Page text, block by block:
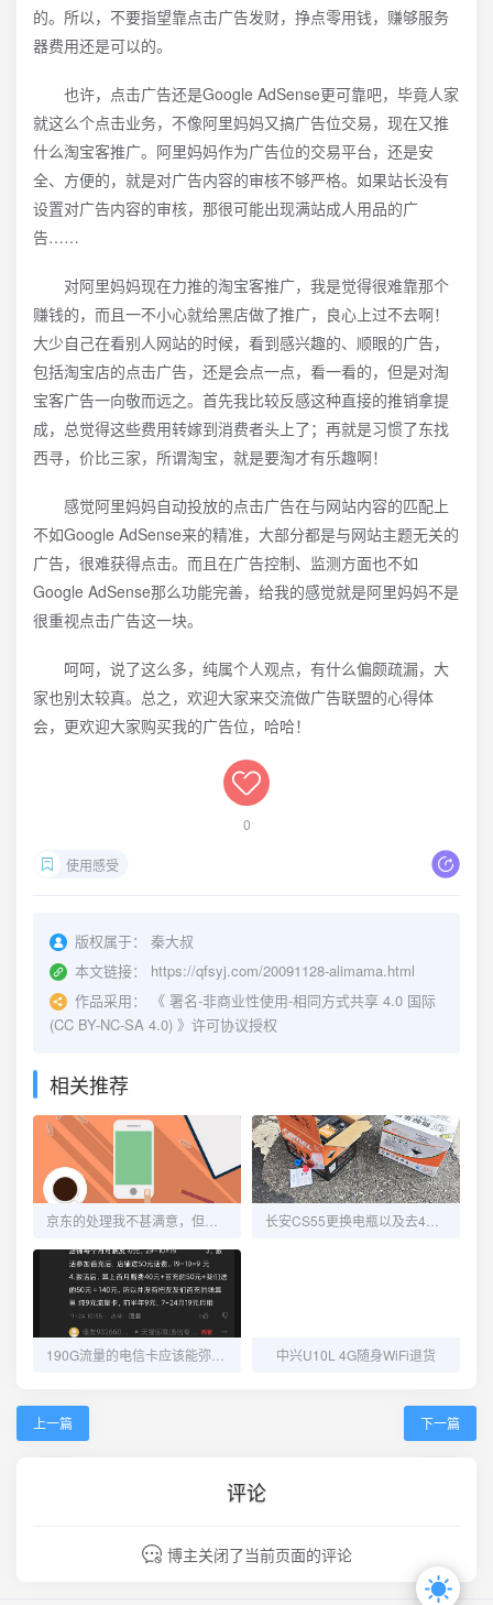
的。所以，不要指望靠点击广告发财，挣点零用钱，赚够服务
器费用还是可以的。
也许，点击广告还是Google AdSense更可靠吧，毕竟人家
就这么个点击业务，不像阿里妈妈又搞广告位交易，现在又推
什么淘宝客推广。阿里妈妈作为广告位的交易平台，还是安
全、方便的，就是对广告内容的审核不够严格。如果站长没有
设置对广告内容的审核，那很可能出现满站成人用品的广
告……
对阿里妈妈现在力推的淘宝客推广，我是觉得很难靠那个
赚钱的，而且一不小心就给黑店做了推广，良心上过不去啊！
大少自己在看别人网站的时候，看到感兴趣的、顺眼的广告，
包括淘宝店的点击广告，还是会点一点，看一看的，但是对淘
宝客广告一向敬而远之。首先我比较反感这种直接的推销拿提
成，总觉得这些费用转嫁到消费者头上了；再就是习惯了东找
西寻，价比三家，所谓淘宝，就是要淘才有乐趣啊！
感觉阿里妈妈自动投放的点击广告在与网站内容的匹配上
不如Google AdSense来的精准，大部分都是与网站主题无关的
广告，很难获得点击。而且在广告控制、监测方面也不如
Google AdSense那么功能完善，给我的感觉就是阿里妈妈不是
很重视点击广告这一块。
呵呵，说了这么多，纯属个人观点，有什么偏颇疏漏，大
家也别太较真。总之，欢迎大家来交流做广告联盟的心得体
会，更欢迎大家购买我的广告位，哈哈！
0
使用感受
版权属于：
秦大叔
本文链接：
https://qfsyj.com/20091128-alimama.html
作品采用：
《 署名-非商业性使用-相同方式共享 4.0 国际
(CC BY-NC-SA 4.0) 》许可协议授权
相关推荐
中兴U10L 4G随身WiFi退货
上一篇 下一篇
评论
博主关闭了当前页面的评论